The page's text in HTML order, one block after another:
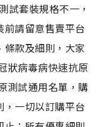
試套裝規格不一，
請留意售賣平台
款及細則，大家
狀病毒病快速抗原
測試通用名單，購
一切以訂購平台